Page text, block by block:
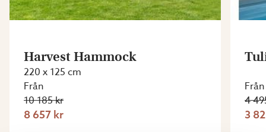
Harvest Hammock
220 x 125 cm
Från
10 185 kr
8 657 kr
Från
4
3